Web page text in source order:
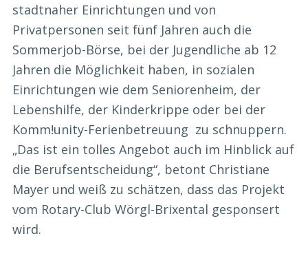
stadtnaher Einrichtungen und von
Privatpersonen seit fünf Jahren auch die
Sommerjob-Börse, bei der Jugendliche ab 12
Jahren die Möglichkeit haben, in sozialen
Einrichtungen wie dem Seniorenheim, der
Lebenshilfe, der Kinderkrippe oder bei der
Komm!unity-Ferienbetreuung zu schnuppern.
„Das ist ein tolles Angebot auch im Hinblick auf
die Berufsentscheidung“, betont Christiane
Mayer und weiß zu schätzen, dass das Projekt
vom Rotary-Club Wörgl-Brixental gesponsert
wird.